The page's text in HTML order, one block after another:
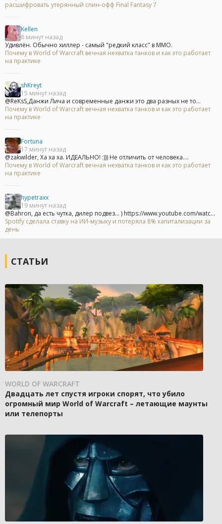
расшифровать утерянный спин-офф Final Fantasy 7
Kellen
8 минут назад
Удивлён. Обычно хиллер - самый "редкий класс" в ММО.
Почему в World of Warcraft вечная нехватка танков и как это работает
на практике
shKreyt
15 минут назад
@ReKsS,Данжи Лича и современные данжи это два разных не то...
Почему в World of Warcraft вечная нехватка танков и как это работает
на практике
Fortuna
17 минут назад
@zakwilder, Ха ха ха. ИДЕАЛЬНО! :))) Не отличить от человека....
Почему в World of Warcraft вечная нехватка танков и как это работает
на практике
hypetraxx
19 минут назад
@Bahron, да есть чутка, дилер подвез... ) https://www.youtube.com/watc...
Spotify сделала ставку на ИИ-музыку и потеряла 8% капитализации за
день
СТАТЬИ
WORLD OF WARCRAFT
Двадцать лет спустя игроки спорят, что убило
огромный мир World of Warcraft – летающие маунты
или телепорты